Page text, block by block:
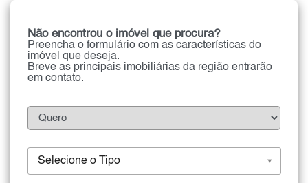
Não encontrou o imóvel que procura?
Preencha o formulário com as características do
imóvel que deseja.
Breve as principais imobiliárias da região entrarão
em contato.
Selecione o Tipo